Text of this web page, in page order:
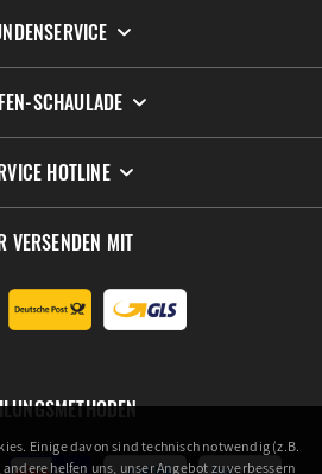
SCHAULADE
HOTLINE
VERSENDEN MIT
Einige davon sind technisch notwendig (z.B.
helfen uns, unser Angebot zu verbessern